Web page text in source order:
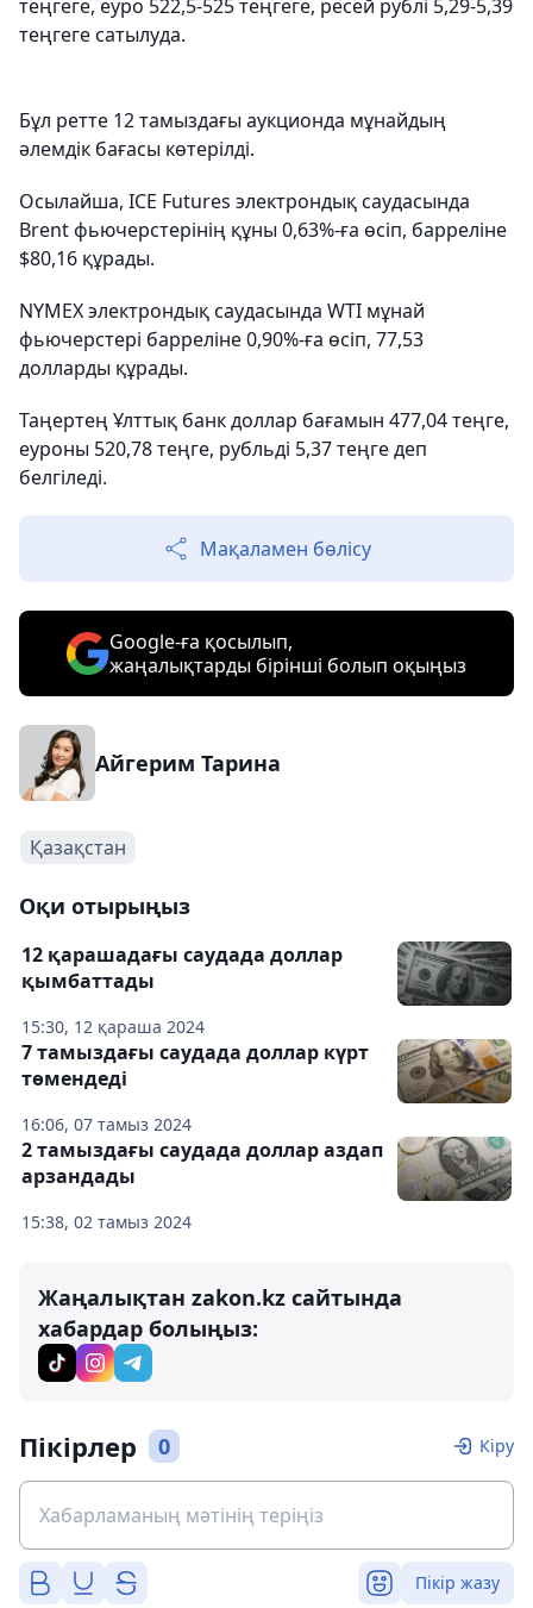
теңгеге, еуро 522,5-525 теңгеге, ресей рублі 5,29-5,39
теңгеге сатылуда.
Бұл ретте 12 тамыздағы аукционда мұнайдың
әлемдік бағасы көтерілді.
Осылайша, ICE Futures электрондық саудасында
Brent фьючерстерінің құны 0,63%-ға өсіп, барреліне
$80,16 құрады.
NYMEX электрондық саудасында WTI мұнай
фьючерстері барреліне 0,90%-ға өсіп, 77,53
долларды құрады.
Таңертең Ұлттық банк доллар бағамын 477,04 теңге,
еуроны 520,78 теңге, рубльді 5,37 теңге деп
белгіледі.
Мақаламен бөлісу
Google-ға қосылып,
жаңалықтарды бірінші болып оқыңыз
Айгерим Тарина
Қазақстан
Оқи отырыңыз
15:30, 12 қараша 2024
12 қарашадағы саудада доллар
қымбаттады
16:06, 07 тамыз 2024
7 тамыздағы саудада доллар күрт
төмендеді
15:38, 02 тамыз 2024
2 тамыздағы саудада доллар аздап
арзандады
Жаңалықтан zakon.kz сайтында
хабардар болыңыз:
Пікірлер 0 Кіру
Пікір жазу